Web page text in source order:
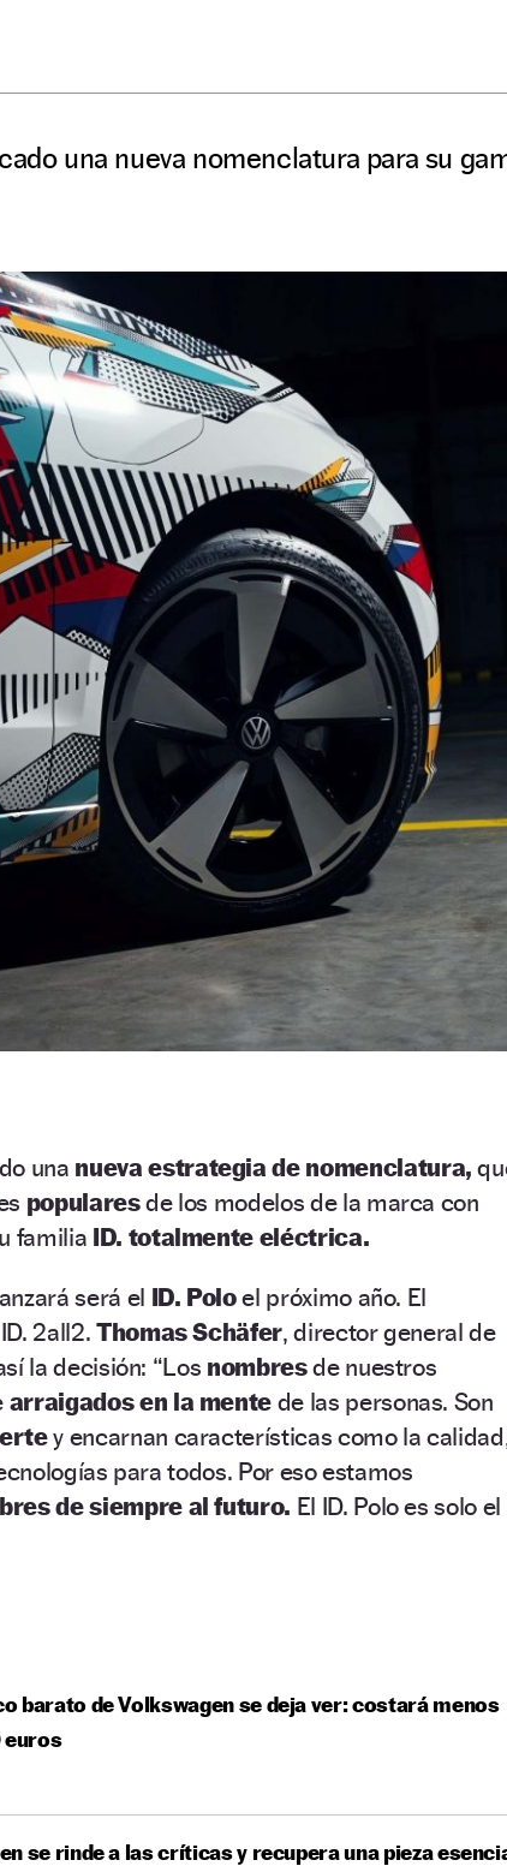
una nueva nomenclatura para su
una nueva estrategia de nomenclatura,
popularesde los modelos de la marca con
familia ID. totalmente eléctrica.
será el ID. Poloel próximo año. El
2all2. Thomas Schäfer, director general de
la decisión: “Los nombresde nuestros
arraigados en la mente de las personas. Son
y encarnan características como la
para todos. Por eso estamos
de siempre al futuro. El ID. Polo es solo el
barato de Volkswagen se deja ver: costará menos
euros
se rinde a las críticas y recupera una pieza